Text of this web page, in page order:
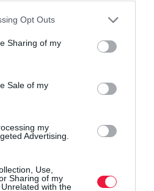
app uses one or more Google
behaviour. You may click to
and its third-party tags to
purposes in below Google
Opt Outs
Sharing of my
Sale of my
my
Advertising.
Use,
Sharing of my
with the
feltételek teljesülnek, valamint a
a 7. pontban leírtak közül
tervre nincs szükség.
további kérdés esetén a
címen lehet segítséget kérni.
forradalom a